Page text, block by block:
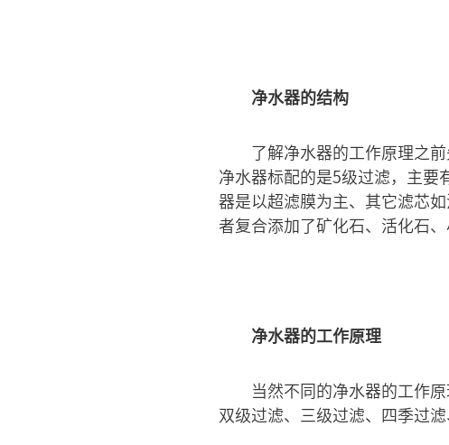
净水器的结构
了解净水器的工作原理之
净水器标配的是5级过滤，主要
器是以超滤膜为主、其它滤芯
者复合添加了矿化石、活化石
净水器的工作原理
当然不同的净水器的工作
双级过滤、三级过滤、四季过